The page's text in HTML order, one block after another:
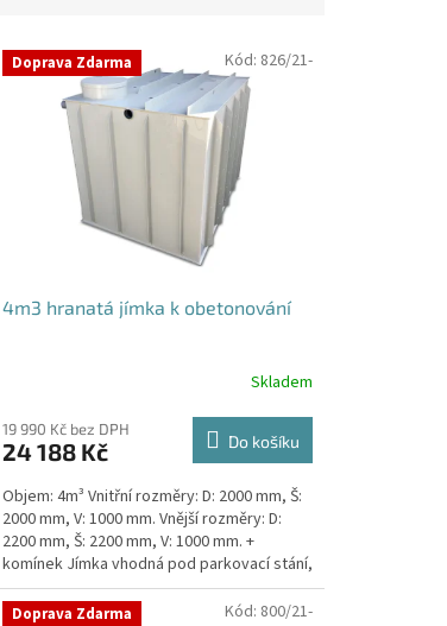
Doprava Zdarma
4m3 hranatá jímka k obetonování
Skladem
19 990 Kč bez DPH
24 188 Kč Do košíku
Objem: 4m³ Vnitřní rozměry: D: 2000 mm, Š:
2000 mm, V: 1000 mm. Vnější rozměry: D:
2200 mm, Š: 2200 mm, V: 1000 mm. +
komínek Jímka vhodná pod parkovací stání,
komunikace i...
Kód: 826/21-
Doprava Zdarma Kód: 800/21-